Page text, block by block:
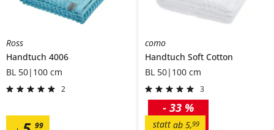
Ross
Handtuch 4006
BL 50|100 cm
2
99
como
Handtuch Soft Cotton
BL 50|100 cm
3
ab 5,99
statt
- 33 %